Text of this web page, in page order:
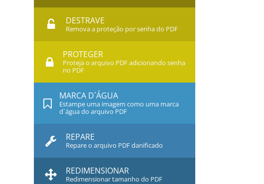
DESTRAVE
Remova a proteção por senha do PDF
PROTEGER
Proteja o arquivo PDF adicionando senha
no PDF
MARCA D`ÁGUA
Estampe uma imagem como uma marca
d`água do arquivo PDF
REPARE
Repare o arquivo PDF danificado
REDIMENSIONAR
Redimensionar tamanho do PDF